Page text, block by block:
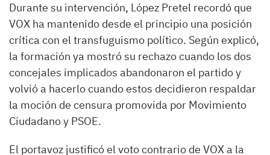
Durante su intervención, López Pretel recordó que
VOX ha mantenido desde el principio una posición
crítica con el transfuguismo político. Según explicó,
la formación ya mostró su rechazo cuando los dos
concejales implicados abandonaron el partido y
volvió a hacerlo cuando estos decidieron respaldar
la moción de censura promovida por Movimiento
Ciudadano y PSOE.
El portavoz justificó el voto contrario de VOX a la